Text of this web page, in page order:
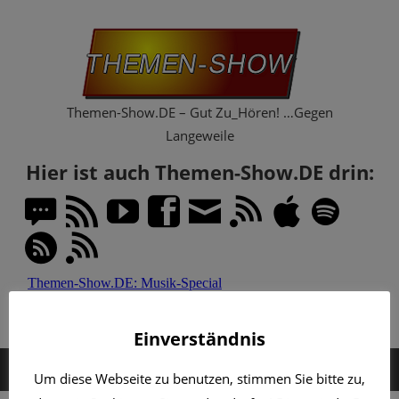
Themen-Show.DE – Gut Zu_Hören! …Gegen
Langeweile
Hier ist auch Themen-Show.DE drin:
MENÜ
Einverständnis
Um diese Webseite zu benutzen, stimmen Sie bitte zu,